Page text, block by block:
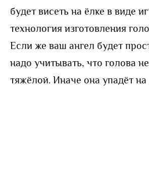
будет висеть на ёлке в виде
технология изготовления
Если же ваш ангел будет
надо учитывать, что голова
тяжёлой. Иначе она упадёт на